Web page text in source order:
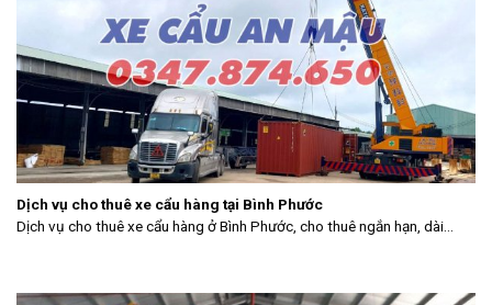
Dịch vụ cho thuê xe cẩu hàng tại Bình Phước
Dịch vụ cho thuê xe cẩu hàng ở Bình Phước, cho thuê ngắn hạn, dài...